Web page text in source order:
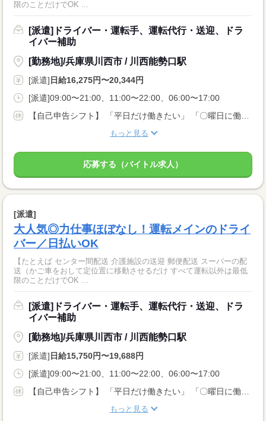
限のことだけでOK ...
[派遣]ドライバー・運転手、運転代行・送迎、ドラ
イバー補助
[勤務地]/兵庫県川西市 / 川西能勢口駅
[派遣] 日給16,275円〜20,344円
[派遣]09:00〜21:00、11:00〜22:00、06:00〜17:00
もっと見る
応募する（バイトル求人）
[派遣]
大人気◎力仕事ほぼなし！運転メインのドライ
バー／日払いOK
【たとえば センター間配送 介護施設の送迎 郵便配送 スーパーの配
送（かご車をおして定位置に移動させるだけ すべて運転以外は最低
限のことだけでOK ...
[派遣]ドライバー・運転手、運転代行・送迎、ドラ
イバー補助
[勤務地]/兵庫県川西市 / 川西能勢口駅
[派遣] 日給15,750円〜19,688円
[派遣]09:00〜21:00、11:00〜22:00、06:00〜17:00
もっと見る